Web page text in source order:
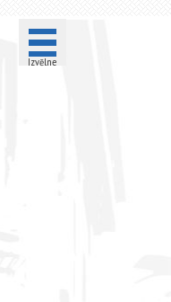
Izvēlne